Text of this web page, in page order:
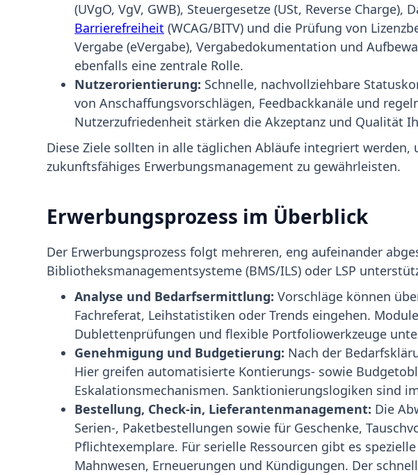
(UVgO, VgV, GWB), Steuergesetze (USt, Reverse Charge),
Barrierefreiheit (WCAG/BITV) und die Prüfung von
Vergabe (eVergabe), Vergabedokumentation und
ebenfalls eine zentrale Rolle.
Nutzerorientierung: Schnelle, nachvollziehbare
von Anschaffungsvorschlägen, Feedbackkanäle und
Nutzerzufriedenheit stärken die Akzeptanz und Qualität
Diese Ziele sollten in alle täglichen Abläufe integriert werden,
zukunftsfähiges Erwerbungsmanagement zu gewährleisten.
Erwerbungsprozess im Überblick
Der Erwerbungsprozess folgt mehreren, eng aufeinander
Bibliotheksmanagementsysteme (BMS/ILS) oder LSP
Analyse und Bedarfsermittlung: Vorschläge können
Fachreferat, Leihstatistiken oder Trends eingehen.
Dublettenprüfungen und flexible Portfoliowerkzeuge
Genehmigung und Budgetierung: Nach der
Hier greifen automatisierte Kontierungs- sowie
Eskalationsmechanismen. Sanktionierungslogiken sind
Bestellung, Check-in, Lieferantenmanagement: Die
Serien-, Paketbestellungen sowie für Geschenke,
Pflichtexemplare. Für serielle Ressourcen gibt es
Mahnwesen, Erneuerungen und Kündigungen. Der